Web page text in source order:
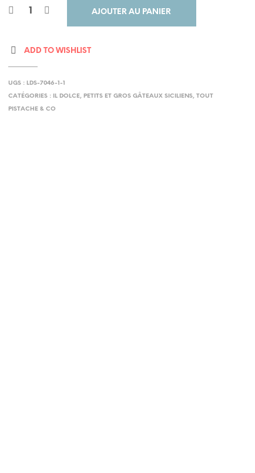
AJOUTER AU PANIER
ADD TO WISHLIST
UGS : LDS-7046-1-1
CATÉGORIES : IL DOLCE, PETITS ET GROS GÂTEAUX SICILIENS, TOUT
PISTACHE & CO